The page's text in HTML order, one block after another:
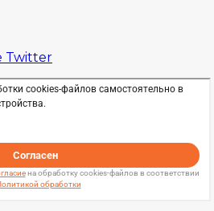
Twitter